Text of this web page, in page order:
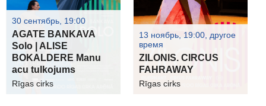
30 сентябрь, 19:00
AGATE BANKAVA
Solo | ALISE
BOKALDERE Manu
acu tulkojums
Rīgas cirks
13 ноябрь, 19:00, другое
время
ZILONIS. CIRCUS
FAHRAWAY
Rīgas cirks